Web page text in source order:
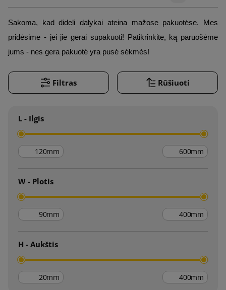
Sakoma, kad dideli dalykai ateina mažose pakuotėse. Mes
pridėsime - jei jie gerai supakuoti! Patikrinkite, ką paruošėme
jums - nes gera pakuotė yra pusė sėkmės!
Filtras Rūšiuoti
L - Ilgis
mm mm
W - Plotis
mm mm
H - Aukštis
mm mm